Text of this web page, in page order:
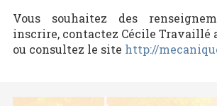
Vous souhaitez des
inscrire, contactez Cécile Travaillé
ou consultez le site http://